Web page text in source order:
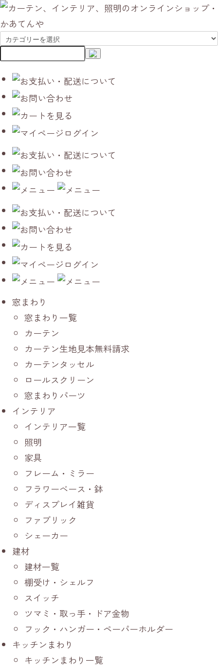
窓まわり
窓まわり一覧
カーテン
カーテン生地見本無料請求
カーテンタッセル
ロールスクリーン
窓まわりパーツ
インテリア
インテリア一覧
照明
家具
フレーム・ミラー
フラワーベース・鉢
ディスプレイ雑貨
ファブリック
シェーカー
建材
建材一覧
棚受け・シェルフ
スイッチ
ツマミ・取っ手・ドア金物
フック・ハンガー・ペーパーホルダー
キッチンまわり
キッチンまわり一覧